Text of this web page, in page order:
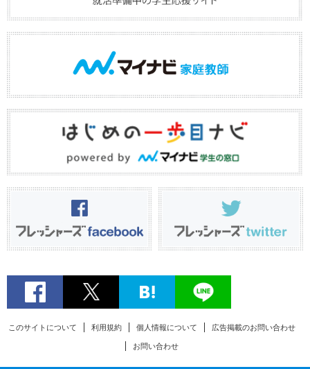
このサイトについて 利用規約 個人情報について 広告掲載のお問い合わせ
お問い合わせ